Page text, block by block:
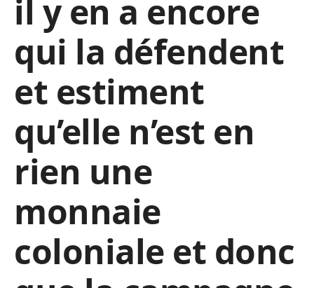
il y en a encore
qui la défendent
et estiment
qu’elle n’est en
rien une
monnaie
coloniale et donc